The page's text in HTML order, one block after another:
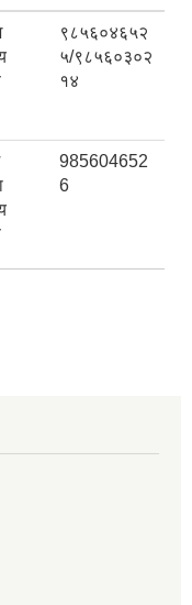
९८५६०४६५२
५/९८५६०३०२
१४
985604652
6